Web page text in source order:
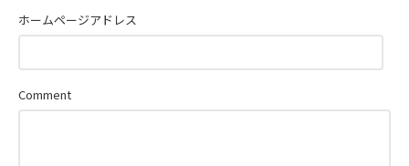
Comment
ホームページアドレス